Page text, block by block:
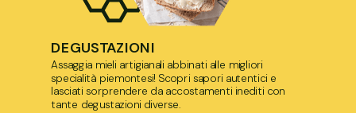
DEGUSTAZIONI
Assaggia mieli artigianali abbinati alle migliori
specialità piemontesi! Scopri sapori autentici e
lasciati sorprendere da accostamenti inediti con
tante degustazioni diverse.